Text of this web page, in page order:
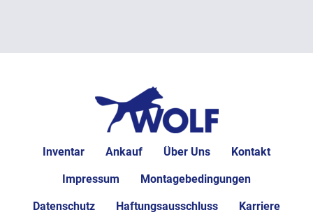
Inventar Ankauf Über Uns Kontakt
Impressum Montagebedingungen
Datenschutz Haftungsausschluss Karriere